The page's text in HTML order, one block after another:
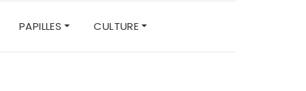
PAPILLES CULTURE